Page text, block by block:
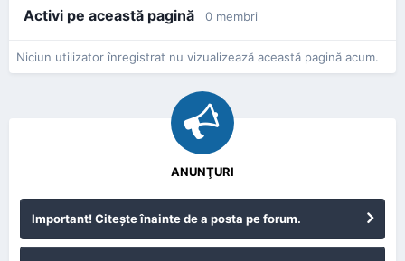
Activi pe această pagină 0 membri
Niciun utilizator înregistrat nu vizualizează această pagină acum.
ANUNŢURI
Important! Citeşte înainte de a posta pe forum.